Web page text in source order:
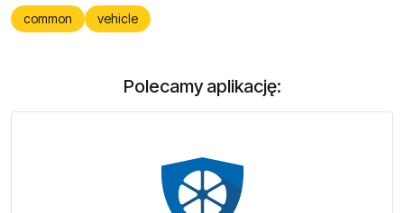
common vehicle
Polecamy aplikację: